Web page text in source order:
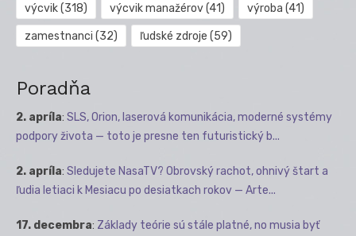
výcvik(318) výcvik manažérov(41) výroba (41)
zamestnanci (32) ľudské zdroje (59)
Poradňa
2. apríla: SLS, Orion, laserová komunikácia, moderné systémy
podpory života — toto je presne ten futuristický b...
2. apríla: Sledujete NasaTV? Obrovský rachot, ohnivý štart a
ľudia letiaci k Mesiacu po desiatkach rokov — Arte...
17. decembra: Základy teórie sú stále platné, no musia byť